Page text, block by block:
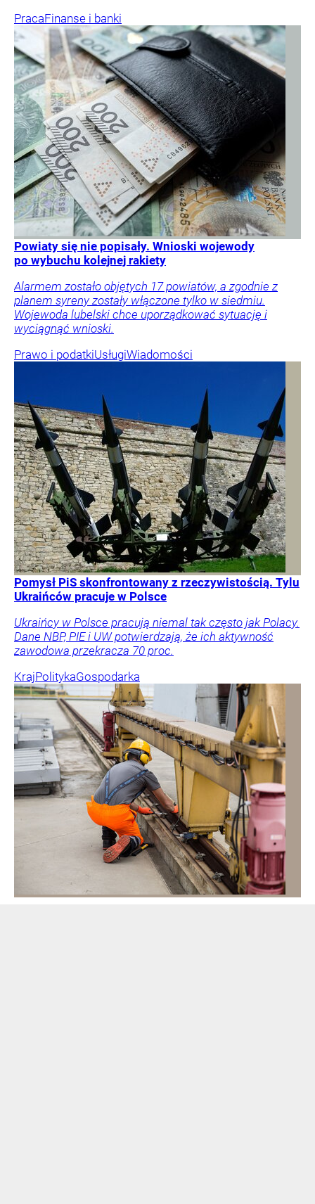
PracaFinanse i banki
Powiaty się nie popisały. Wnioski wojewody
po wybuchu kolejnej rakiety
Alarmem zostało objętych 17 powiatów, a zgodnie z
planem syreny zostały włączone tylko w siedmiu.
Wojewoda lubelski chce uporządkować sytuację i
wyciągnąć wnioski.
Prawo i podatkiUsługiWiadomości
Pomysł PiS skonfrontowany z rzeczywistością. Tylu
Ukraińców pracuje w Polsce
Ukraińcy w Polsce pracują niemal tak często jak Polacy.
Dane NBP, PIE i UW potwierdzają, że ich aktywność
zawodowa przekracza 70 proc.
KrajPolitykaGospodarka